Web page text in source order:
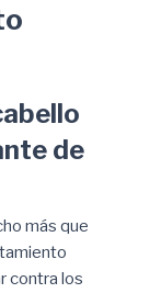
de
más que
contra los